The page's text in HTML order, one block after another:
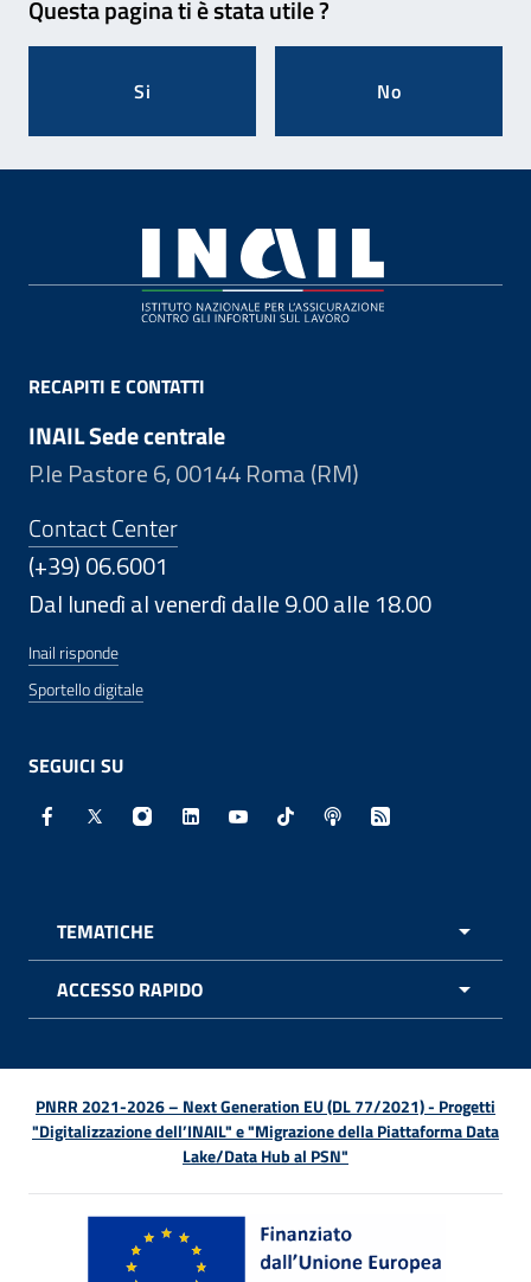
Questa pagina ti è stata utile ?
Si No
RECAPITI E CONTATTI
INAIL Sede centrale
P.le Pastore 6, 00144 Roma (RM)
Contact Center
(+39) 06.6001
Dal lunedì al venerdì dalle 9.00 alle 18.00
Inail risponde
Sportello digitale
SEGUICI SU
Facebook - Sito esterno - Apertura in nuova finestra
X - Sito esterno - Apertura in nuova finestra
Instagram - Sito esterno - Apertura in
Linkedin - Sito esterno - Apertura in
Youtube - Sito esterno -
TikTok - Sito esterno -
Spreaker - Sito
Feed RSS -
TEMATICHE
ACCESSO RAPIDO
PNRR 2021-2026 – Next Generation EU (DL 77/2021) - Progetti
"Digitalizzazione dell’INAIL" e "Migrazione della Piattaforma Data
Lake/Data Hub al PSN"